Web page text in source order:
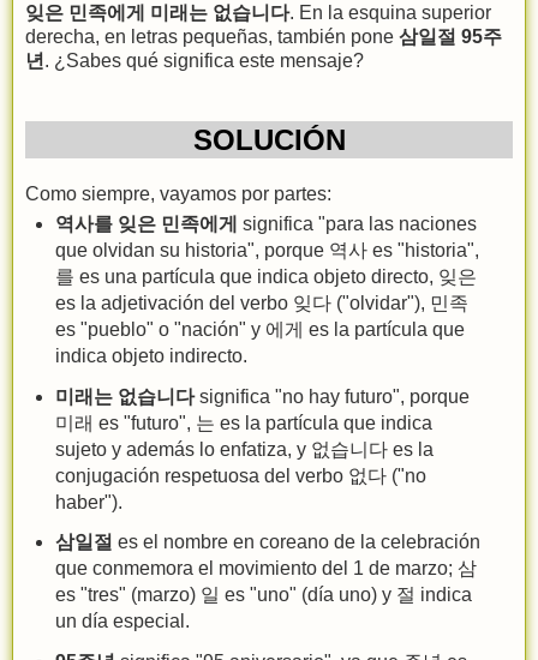
잊은 민족에게 미래는 없습니다. En la esquina superior
derecha, en letras pequeñas, también pone 삼일절 95주
년 . ¿Sabes qué significa este mensaje?
SOLUCIÓN
Como siempre, vayamos por partes:
역사를 잊은 민족에게 significa "para las naciones
que olvidan su historia", porque 역사 es "historia",
를 es una partícula que indica objeto directo, 잊은
es la adjetivación del verbo 잊다 ("olvidar"), 민족
es "pueblo" o "nación" y 에게 es la partícula que
indica objeto indirecto.
미래는 없습니다significa "no hay futuro", porque
미래 es "futuro", 는 es la partícula que indica
sujeto y además lo enfatiza, y 없습니다 es la
conjugación respetuosa del verbo 없다 ("no
haber").
삼일절 es el nombre en coreano de la celebración
que conmemora el movimiento del 1 de marzo; 삼
es "tres" (marzo) 일 es "uno" (día uno) y 절 indica
un día especial.